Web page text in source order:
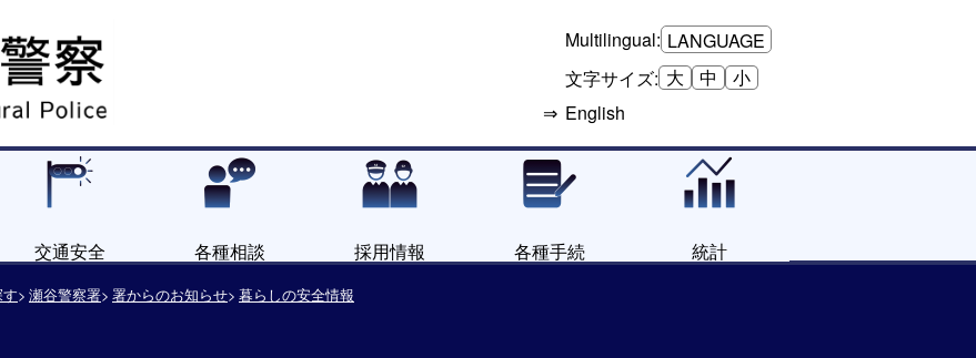
Multilingual: LANGUAGE
文字サイズ: 大 中
小
English
交通安全 各種相談 採用情報 各種手続 統計
瀬谷警察署 署からのお知らせ 暮らしの安全情報